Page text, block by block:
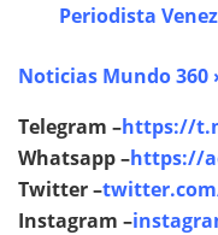
Periodista
Noticias Mundo 360
Telegram –https://
Whatsapp –https://
Twitter –
Instagram –